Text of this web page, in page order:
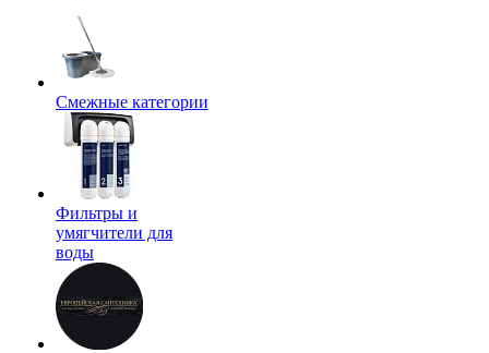
Смежные категории
Фильтры и
умягчители для
воды